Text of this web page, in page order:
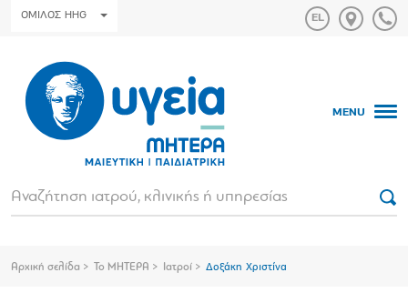
ΟΜΙΛΟΣ HHG
MENU
Αρχική σελίδα Το ΜΗΤΕΡΑ Ιατροί Δοξάκη Χριστίνα